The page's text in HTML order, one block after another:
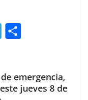
T
gr
a
e
emergencia,
jueves 8 de